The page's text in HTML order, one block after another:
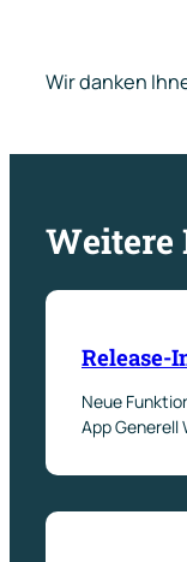
Wir danken
Weitere
Release-
Neue
App Generell